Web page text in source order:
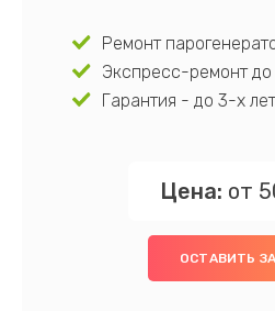
Ремонт
Экспресс-ремонт до
Гарантия - до 3-х
Цена: от
ОСТАВИТЬ